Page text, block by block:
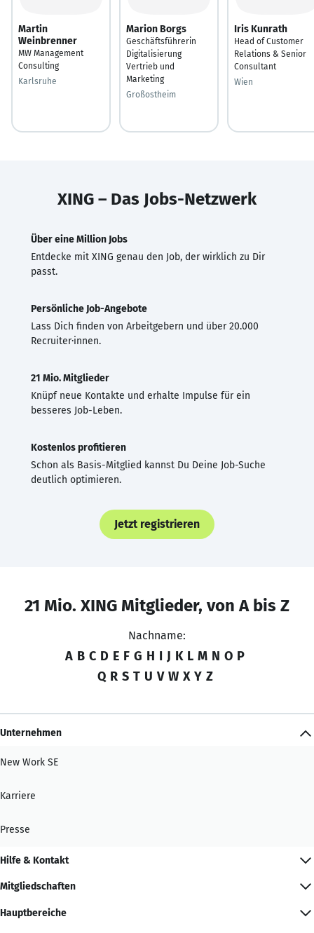
Martin
Weinbrenner
MW Management
Consulting
Karlsruhe
Marion Borgs
Geschäftsführerin
Digitalisierung
Vertrieb und
Marketing
Großostheim
Iris Kunrath
Head of Customer
Relations & Senior
Consultant
Wien
XING – Das Jobs-Netzwerk
Über eine Million Jobs
Entdecke mit XING genau den Job, der wirklich zu Dir
passt.
Persönliche Job-Angebote
Lass Dich finden von Arbeitgebern und über 20.000
Recruiter·innen.
21 Mio. Mitglieder
Knüpf neue Kontakte und erhalte Impulse für ein
besseres Job-Leben.
Kostenlos profitieren
Schon als Basis-Mitglied kannst Du Deine Job-Suche
deutlich optimieren.
Jetzt registrieren
21 Mio. XING Mitglieder, von A bis Z
Nachname:
A B C D E F G H I J K L M N O P
Q R S T U V W X Y Z
Unternehmen
New Work SE
Karriere
Presse
Hilfe & Kontakt
Mitgliedschaften
Hauptbereiche